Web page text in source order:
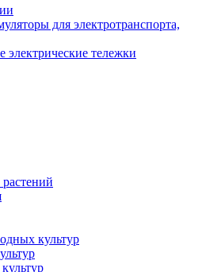
для электротранспорта,
тележки
культур